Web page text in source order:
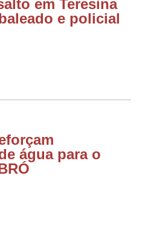
em Teresina
e policial
água para o